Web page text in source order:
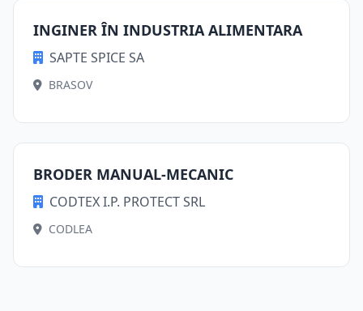
INGINER ÎN INDUSTRIA ALIMENTARA
SAPTE SPICE SA
BRASOV
BRODER MANUAL-MECANIC
CODTEX I.P. PROTECT SRL
CODLEA